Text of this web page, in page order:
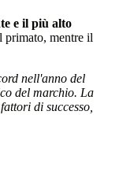
e il più alto
primato, mentre il
nell'anno del
del marchio. La
di successo,